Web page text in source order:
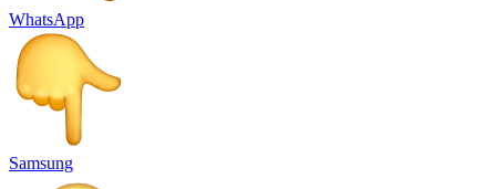
WhatsApp
Samsung